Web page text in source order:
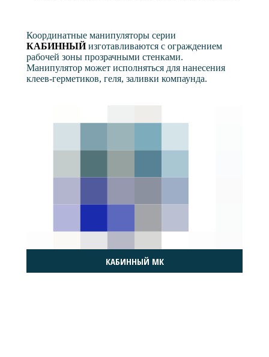
Координатные манипуляторы серии
КАБИННЫЙизготавливаются с ограждением
рабочей зоны прозрачными стенками.
Манипулятор может исполняться для нанесения
клеев-герметиков, геля, заливки компаунда.
КАБИННЫЙ МК